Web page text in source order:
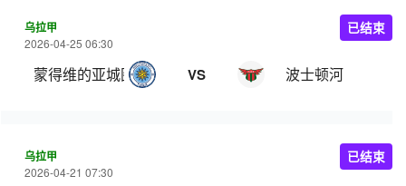
乌拉甲
2026-04-25 06:30
蒙得维的亚城图尔克 VS 波士顿河
已结束
乌拉甲
2026-04-21 07:30
已结束